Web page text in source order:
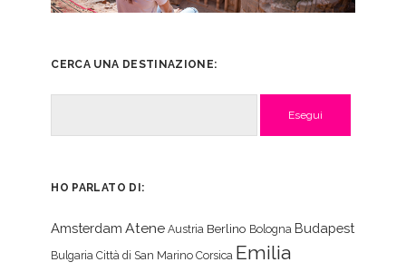
CERCA UNA DESTINAZIONE:
HO PARLATO DI:
Amsterdam Atene Austria Berlino Bologna Budapest
Bulgaria Città di San Marino Corsica Emilia